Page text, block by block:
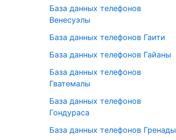
База данных телефонов
Венесуэлы
База данных телефонов Гаити
База данных телефонов Гайаны
База данных телефонов
Гватемалы
База данных телефонов
Гондураса
База данных телефонов Гренады